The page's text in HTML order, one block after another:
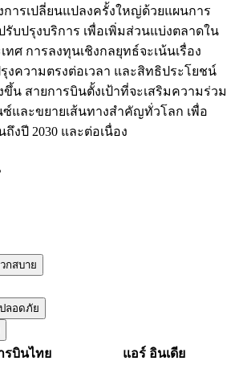
การเปลี่ยนแปลงครั้งใหญ่ด้วยแผนการ
บปรุงบริการ เพื่อเพิ่มส่วนแบ่งตลาดใน
ทศ การลงทุนเชิงกลยุทธ์จะเน้นเรื่อง
งความตรงต่อเวลา และสิทธิประโยชน์
น สายการบินตั้งเป้าที่จะเสริมความร่วม
และขยายเส้นทางสำคัญทั่วโลก เพื่อ
งปี 2030 และต่อเนื่อง
กสบาย
ลอดภัย
รบินไทย
แอร์ อินเดีย